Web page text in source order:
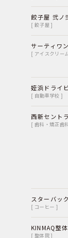
餃子屋 弐ノ
[ 餃子屋 ]
サーティワ
[ アイスクリー
姪浜ドライ
[ 自動車学校 ]
西新セント
[ 歯科・矯正歯
スターバッ
[ コーヒー ]
KINMAQ整
[ 整体院 ]